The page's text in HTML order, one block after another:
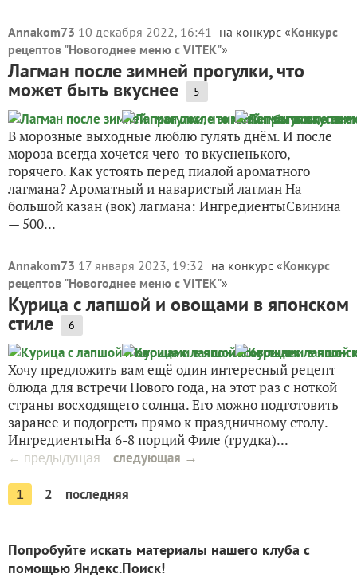
Annakom73 10 декабря 2022, 16:41 на конкурс «Конкурс
рецептов "Новогоднее меню с VITEK"»
Лагман после зимней прогулки, что
может быть вкуснее 5
В морозные выходные люблю гулять днём. И после
мороза всегда хочется чего-то вкусненького,
горячего. Как устоять перед пиалой ароматного
лагмана? Ароматный и наваристый лагман На
большой казан (вок) лагмана: ИнгредиентыСвинина
— 500...
Annakom73 17 января 2023, 19:32 на конкурс «Конкурс
рецептов "Новогоднее меню с VITEK"»
Курица с лапшой и овощами в японском
стиле 6
Хочу предложить вам ещё один интересный рецепт
блюда для встречи Нового года, на этот раз с ноткой
страны восходящего солнца. Его можно подготовить
заранее и подогреть прямо к праздничному столу.
ИнгредиентыНа 6-8 порций Филе (грудка)...
← предыдущая следующая →
1 2 последняя
Попробуйте искать материалы нашего клуба с
помощью Яндекс.Поиск!